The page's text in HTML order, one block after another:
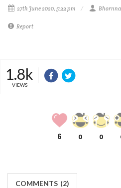
27th June 2020, 5:22 pm
Report
1.8k
VIEWS
6 0 0
COMMENTS (2)